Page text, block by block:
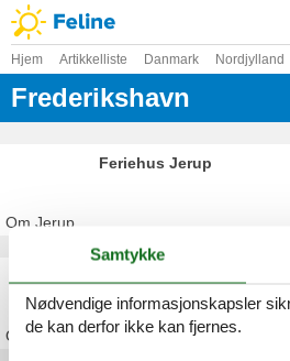
Hjem Artikkelliste Danmark Nordjylland
Frederikshavn
Feriehus Jerup
Om Jerup
OmStrandby
Samtykke
Nødvendige informasjonskapsler
de kan derfor ikke kan fjernes.